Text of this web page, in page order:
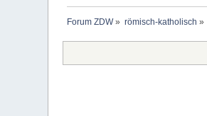
Forum ZDW» römisch-katholisch »